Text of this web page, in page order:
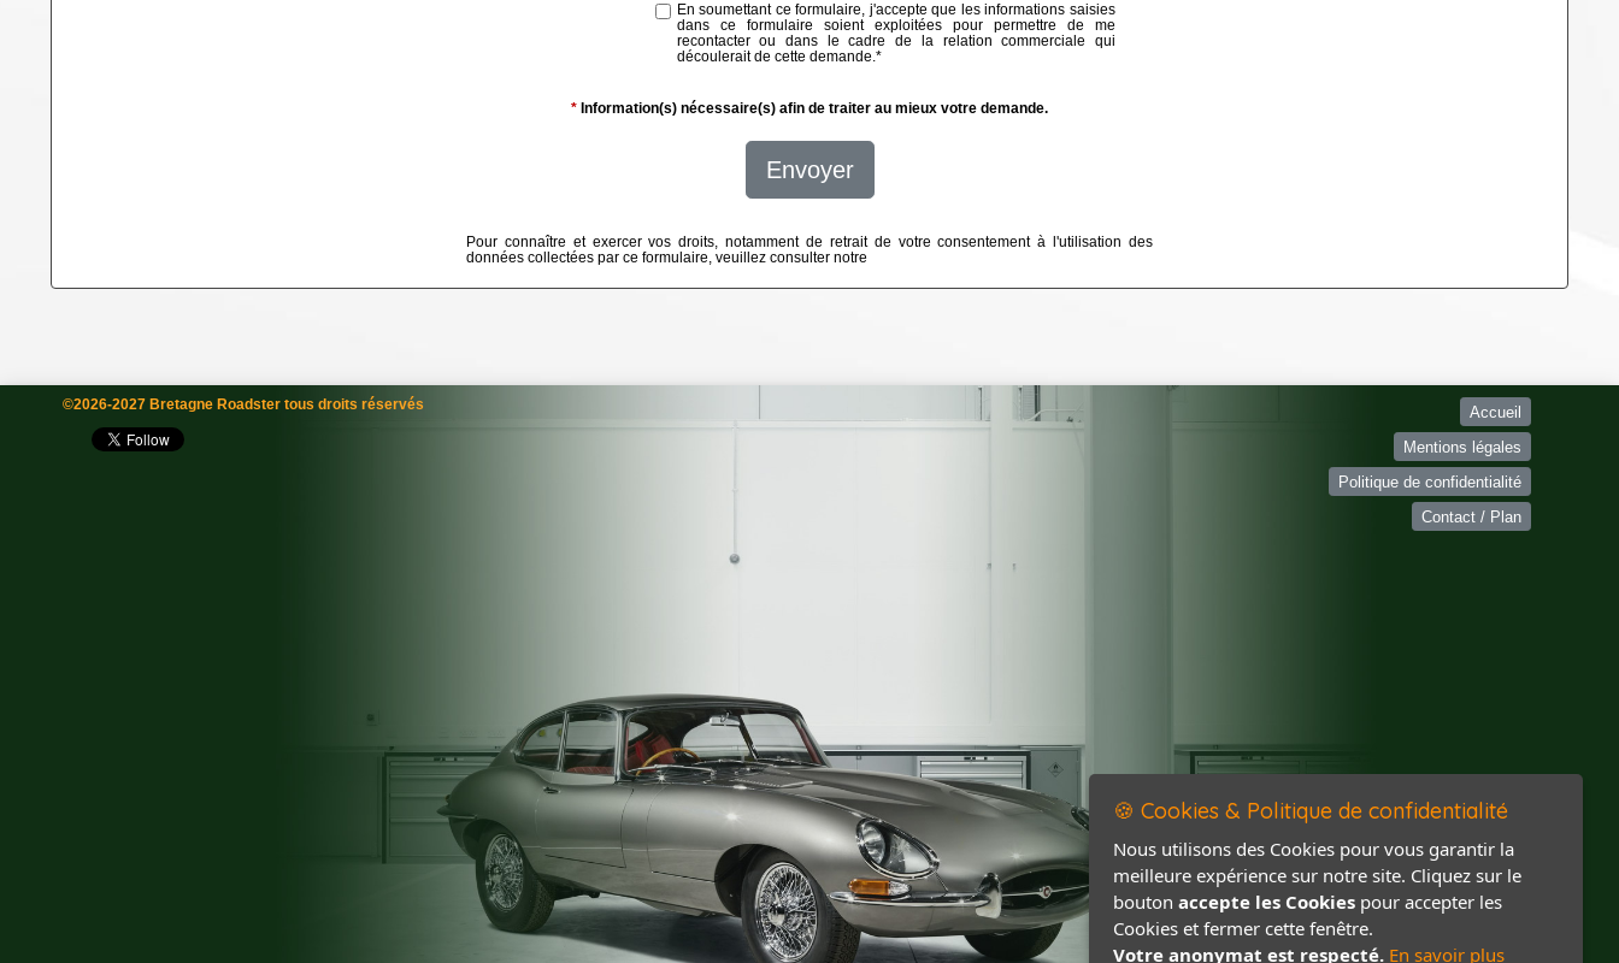
En soumettant ce formulaire, j'accepte que les informations saisies
dans ce formulaire soient exploitées pour permettre de me
recontacter ou dans le cadre de la relation commerciale qui
découlerait de cette demande.*
* Information(s) nécessaire(s) afin de traiter au mieux votre demande.
Envoyer
Pour connaître et exercer vos droits, notamment de retrait de votre consentement à l'utilisation des
données collectées par ce formulaire, veuillez consulter notre
©2026-2027 Bretagne Roadster tous droits réservés
Accueil
Mentions légales
Politique de confidentialité
Contact / Plan
🍪 Cookies & Politique de confidentialité
Nous utilisons des Cookies pour vous garantir la
meilleure expérience sur notre site. Cliquez sur le
bouton accepte les Cookies pour accepter les
Cookies et fermer cette fenêtre.
Votre anonymat est respecté. En savoir plus